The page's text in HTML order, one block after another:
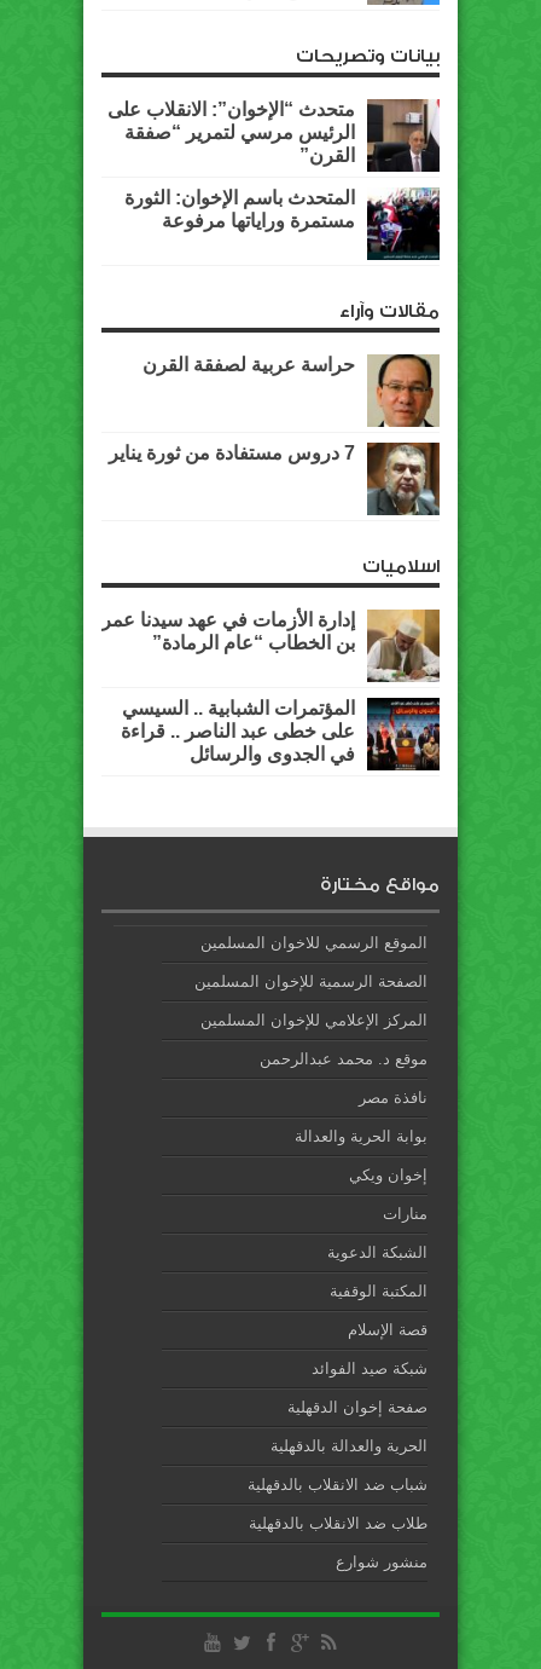
بيانات وتصريحات
متحدث “الإخوان”: الانقلاب على
الرئيس مرسي لتمرير “صفقة
القرن”
المتحدث باسم الإخوان: الثورة
مستمرة وراياتها مرفوعة
مقالات وآراء
حراسة عربية لصفقة القرن
7 دروس مستفادة من ثورة يناير
اسلاميات
إدارة الأزمات في عهد سيدنا عمر
بن الخطاب “عام الرمادة”
المؤتمرات الشبابية .. السيسي
على خطى عبد الناصر .. قراءة
في الجدوى والرسائل
مواقع مختارة
الموقع الرسمي للاخوان المسلمين
الصفحة الرسمية للإخوان المسلمين
المركز الإعلامي للإخوان المسلمين
موقع د. محمد عبدالرحمن
نافذة مصر
بوابة الحرية والعدالة
إخوان ويكي
منارات
الشبكة الدعوية
المكتبة الوقفية
قصة الإسلام
شبكة صيد الفوائد
صفحة إخوان الدقهلية
الحرية والعدالة بالدقهلية
شباب ضد الانقلاب بالدقهلية
طلاب ضد الانقلاب بالدقهلية
منشور شوارع